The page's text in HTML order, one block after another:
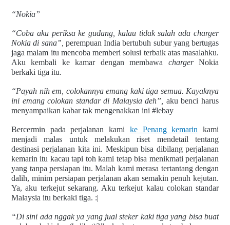
“Nokia”
“Coba aku periksa ke gudang, kalau tidak salah ada charger
Nokia di sana”, perempuan India bertubuh subur yang bertugas
jaga malam itu mencoba memberi solusi terbaik atas masalahku.
Aku kembali ke kamar dengan membawa chargerNokia
berkaki tiga itu.
“Payah nih em, colokannya emang kaki tiga semua. Kayaknya
ini emang colokan standar di Malaysia deh”,
aku benci harus
menyampaikan kabar tak mengenakkan ini #lebay
Bercermin pada perjalanan kami ke Penang kemarin kami
menjadi malas untuk melakukan riset mendetail tentang
destinasi perjalanan kita ini. Meskipun bisa dibilang perjalanan
kemarin itu kacau tapi toh kami tetap bisa menikmati perjalanan
yang tanpa persiapan itu. Malah kami merasa tertantang dengan
dalih, minim persiapan perjalanan akan semakin penuh kejutan.
Ya, aku terkejut sekarang. Aku terkejut kalau colokan standar
Malaysia itu berkaki tiga. :|
“Di sini ada nggak ya yang jual steker kaki tiga yang bisa buat